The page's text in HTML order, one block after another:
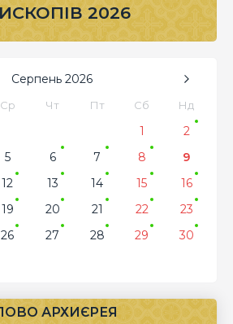
2026
Серпень 2026
Ср Чт Пт Сб Нд
1
2
5 6 7 8
9
12 13 14 15
16
19 20 21 22
23
26 27 28 29
30
АРХИЄРЕЯ